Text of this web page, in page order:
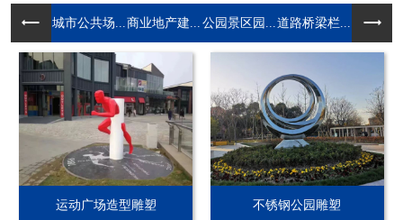
城市公共场... 商业地产建... 公园景区园... 道路桥梁栏...
运动广场造型雕塑 不锈钢公园雕塑